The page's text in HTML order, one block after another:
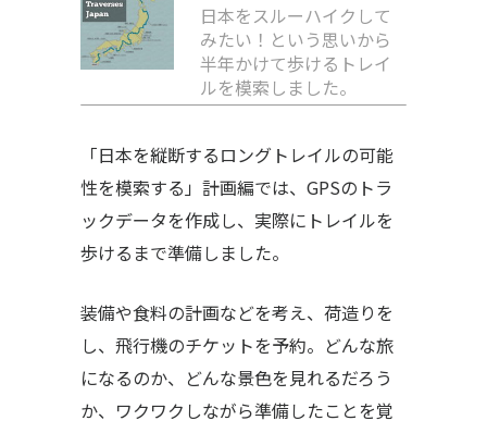
日本をスルーハイクして
みたい！という思いから
半年かけて歩けるトレイ
ルを模索しました。
「日本を縦断するロングトレイルの可能
性を模索する」計画編では、GPSのトラ
ックデータを作成し、実際にトレイルを
歩けるまで準備しました。
装備や食料の計画などを考え、荷造りを
し、飛行機のチケットを予約。どんな旅
になるのか、どんな景色を見れるだろう
か、ワクワクしながら準備したことを覚